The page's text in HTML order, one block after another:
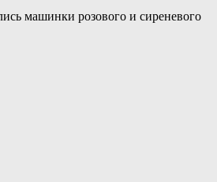
машинки розового и сиреневого